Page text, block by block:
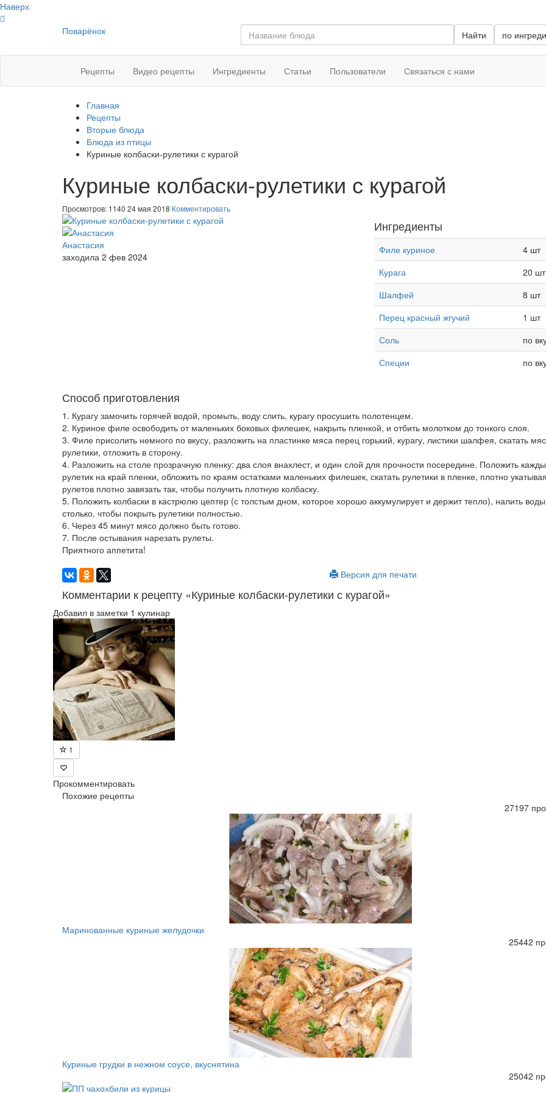
Наверх
Поварёнок
Найти по
Рецепты Видео рецепты Ингредиенты Статьи Пользователи Связаться с нами
Главная
Рецепты
Вторые блюда
Блюда из птицы
Куриные колбаски-рулетики с курагой
Куриные колбаски-рулетики с курагой
Просмотров: 1140 24 мая 2018 Комментировать
Анастасия
заходила 2 фев 2024
Ингредиенты
Филе куриное
4 шт
Курага
20 шт
Шалфей
8 шт
Перец красный жгучий
1 шт
Соль
по
Специи
по
Способ приготовления
1. Курагу замочить горячей водой, промыть, воду слить, курагу просушить полотенцем.
2. Куриное филе освободить от маленьких боковых филешек, накрыть пленкой, и отбить молотком до тонкого слоя.
3. Филе присолить немного по вкусу, разложить на пластинке мяса перец горький, курагу, листики шалфея, скатать
рулетики, отложить в сторону.
4. Разложить на столе прозрачную пленку: два слоя внахлест, и один слой для прочности посередине. Положить
рулетик на край пленки, обложить по краям остатками маленьких филешек, скатать рулетики в пленке, плотно
рулетов плотно завязать так, чтобы получить плотную колбаску.
5. Положить колбаски в кастрюлю цептер (с толстым дном, которое хорошо аккумулирует и держит тепло), налить воды
столько, чтобы покрыть рулетики полностью.
6. Через 45 минут мясо должно быть готово.
7. После остывания нарезать рулеты.
Приятного аппетита!
Версия для печати
Комментарии к рецепту «Куриные колбаски-рулетики с курагой»
Добавил в заметки 1 кулинар
1
Прокомментировать
Похожие рецепты
27197
Маринованные куриные желудочки
25442
Куриные грудки в нежном соусе, вкуснятина
25042